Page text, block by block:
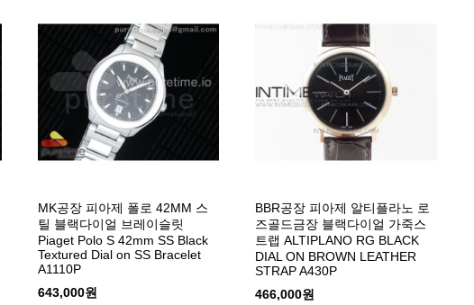
MK공장 피아제 폴로 42MM 스
틸 블랙다이얼 브레이슬릿
Piaget Polo S 42mm SS Black
Textured Dial on SS Bracelet
A1110P
643,000원
BBR공장 피아제 알티플라노 로
즈골드금장 블랙다이얼 가죽스
트랩 ALTIPLANO RG BLACK
DIAL ON BROWN LEATHER
STRAP A430P
466,000원